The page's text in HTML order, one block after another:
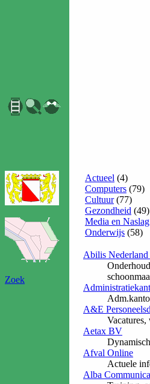
Zoek
Actueel (4)
Computers (79)
Cultuur(77)
Gezondheid (49)
Media en Naslag
Onderwijs (58)
Abilis
A&E
Aetax BV
Afval Online
Actuele
Alba